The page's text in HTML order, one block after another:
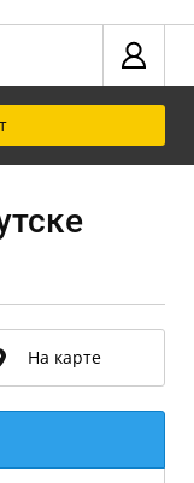
На карте